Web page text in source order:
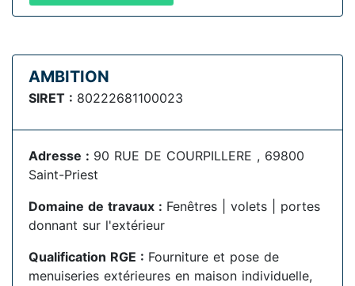
AMBITION
SIRET : 80222681100023
Adresse : 90 RUE DE COURPILLERE , 69800
Saint-Priest
Domaine de travaux : Fenêtres | volets | portes
donnant sur l'extérieur
Qualification RGE : Fourniture et pose de
menuiseries extérieures en maison individuelle,